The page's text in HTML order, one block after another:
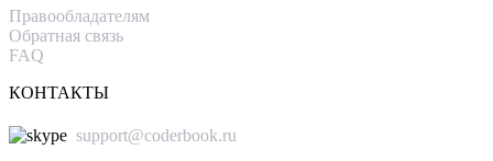
Правообладателям
Обратная связь
FAQ
КОНТАКТЫ
support@coderbook.ru